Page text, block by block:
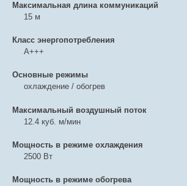
Максимальная длина коммуникаций
15 м
Класс энергопотребления
A+++
Основные режимы
охлаждение / обогрев
Максимальный воздушный поток
12.4 куб. м/мин
Мощность в режиме охлаждения
2500 Вт
Мощность в режиме обогрева